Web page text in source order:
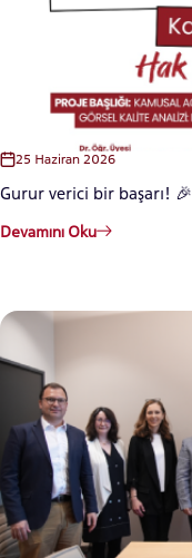
25 Haziran 2026
Gurur verici bir başarı! 🎉
Devamını Oku